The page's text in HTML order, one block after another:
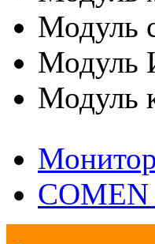
Модуль
Модуль
Модуль